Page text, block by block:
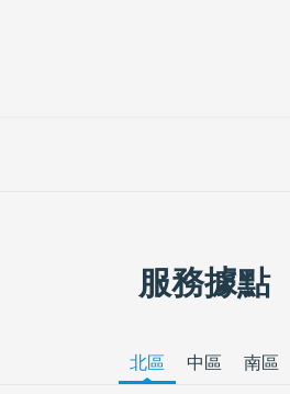
服務據點
北區 中區 南區